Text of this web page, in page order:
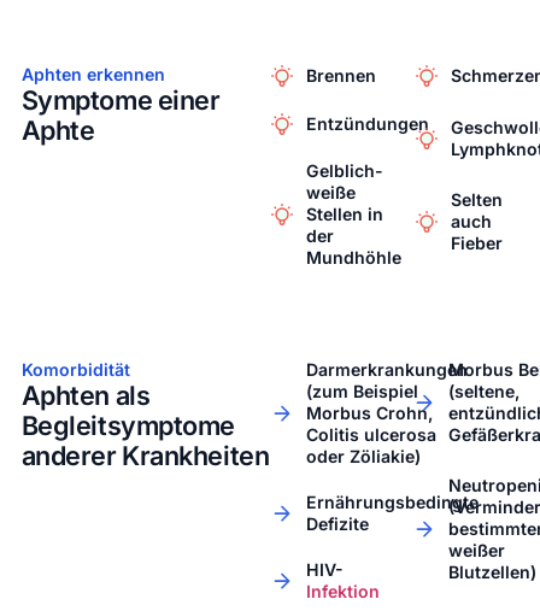
Aphten erkennen
Symptome einer
Aphte​
Brennen
Entzündungen
Gelblich-
weiße
Stellen in
der
Mundhöhle
Selten
auch
Fieber
Komorbidität
Aphten als
Begleitsymptome
anderer Krankheiten​
Darmerkrankungen
(zum Beispiel
Morbus Crohn,
Colitis ulcerosa
oder Zöliakie)
Ernährungsbedingte
Defizite
HIV-
Infektion
Morbus
(seltene,
weißer
Blutzellen)